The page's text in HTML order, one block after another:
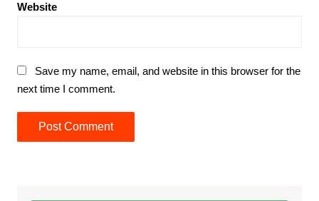
Website
Save my name, email, and website in this browser for the
next time I comment.